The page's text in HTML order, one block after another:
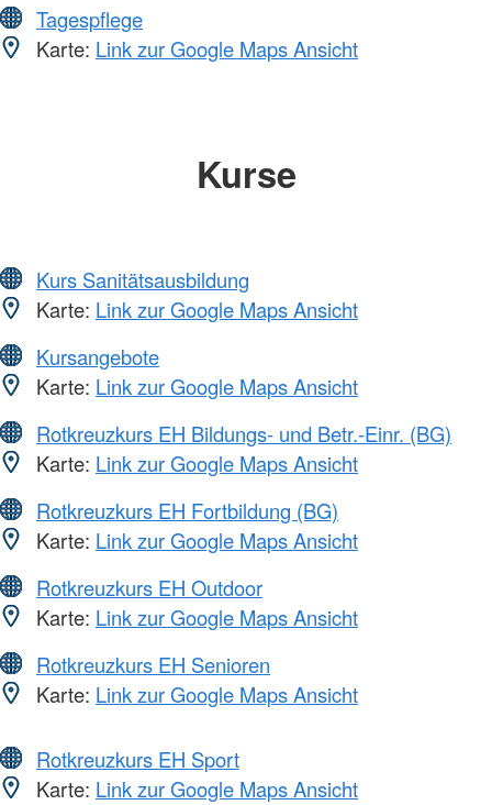
Tagespflege
Karte: Link zur Google Maps Ansicht
Kurse
Kurs Sanitätsausbildung
Karte: Link zur Google Maps Ansicht
Kursangebote
Karte: Link zur Google Maps Ansicht
Rotkreuzkurs EH Bildungs- und Betr.-Einr. (BG)
Karte: Link zur Google Maps Ansicht
Rotkreuzkurs EH Fortbildung (BG)
Karte: Link zur Google Maps Ansicht
Rotkreuzkurs EH Outdoor
Karte: Link zur Google Maps Ansicht
Rotkreuzkurs EH Senioren
Karte: Link zur Google Maps Ansicht
Rotkreuzkurs EH Sport
Karte: Link zur Google Maps Ansicht